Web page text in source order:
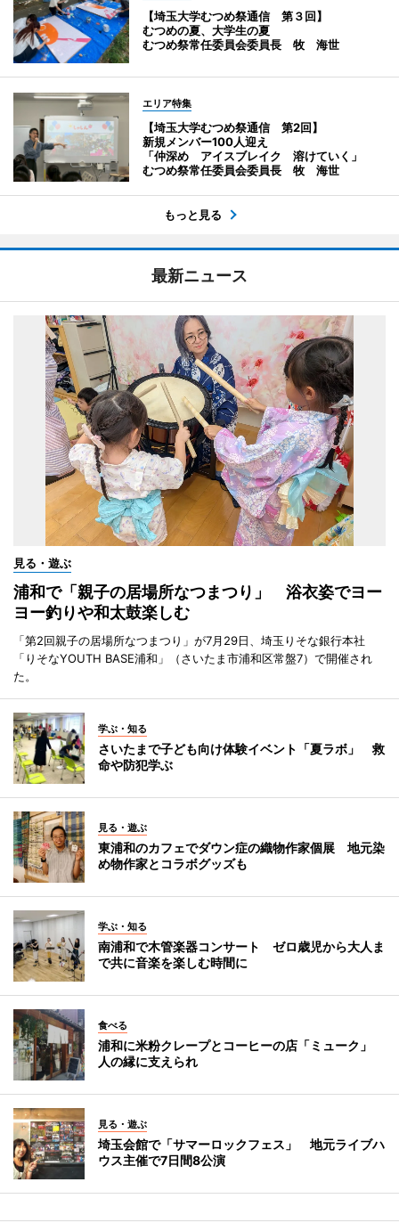
【埼玉大学むつめ祭通信 第３回】
むつめの夏、大学生の夏
むつめ祭常任委員会委員長 牧 海世
エリア特集
【埼玉大学むつめ祭通信 第2回】
新規メンバー100人迎え
「仲深め アイスブレイク 溶けていく」
むつめ祭常任委員会委員長 牧 海世
もっと見る
最新ニュース
見る・遊ぶ
浦和で「親子の居場所なつまつり」 浴衣姿でヨー
ヨー釣りや和太鼓楽しむ
「第2回親子の居場所なつまつり」が7月29日、埼玉りそな銀行本社
「りそなYOUTH BASE浦和」（さいたま市浦和区常盤7）で開催され
た。
学ぶ・知る
さいたまで子ども向け体験イベント「夏ラボ」 救
命や防犯学ぶ
見る・遊ぶ
東浦和のカフェでダウン症の織物作家個展 地元染
め物作家とコラボグッズも
学ぶ・知る
南浦和で木管楽器コンサート ゼロ歳児から大人ま
で共に音楽を楽しむ時間に
食べる
浦和に米粉クレープとコーヒーの店「ミューク」
人の縁に支えられ
見る・遊ぶ
埼玉会館で「サマーロックフェス」 地元ライブハ
ウス主催で7日間8公演